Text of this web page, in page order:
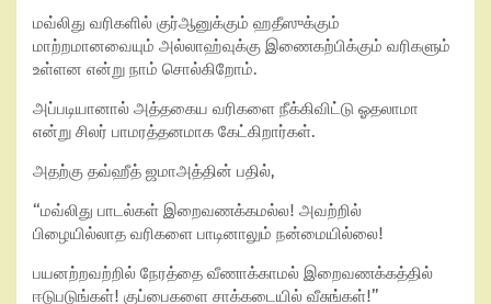
மவ்லிது வரிகளில் குர்ஆனுக்கும் ஹதீஸுக்கும்
மாற்றமானவையும் அல்லாஹ்வுக்கு இணைகற்பிக்கும் வரிகளும்
உள்ளன என்று நாம் சொல்கிறோம்.
அப்படியானால் அத்தகைய வரிகளை நீக்கிவிட்டு ஓதலாமா
என்று சிலர் பாமரத்தனமாக கேட்கிறார்கள்.
அதற்கு தவ்ஹீத் ஜமாஅத்தின் பதில்,
“மவ்லிது பாடல்கள் இறைவணக்கமல்ல! அவற்றில்
பிழையில்லாத வரிகளை பாடினாலும் நன்மையில்லை!
பயனற்றவற்றில் நேரத்தை வீணாக்காமல் இறைவணக்கத்தில்
ஈடுபடுங்கள்! குப்பைகளை சாக்கடையில் வீசுங்கள்!”